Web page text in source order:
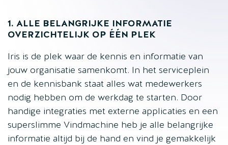
1. ALLE BELANGRIJKE INFORMATIE
OVERZICHTELIJK OP ÉÉN PLEK
Iris is de plek waar de kennis en informatie van
jouw organisatie samenkomt. In het serviceplein
en de kennisbank staat alles wat medewerkers
nodig hebben om de werkdag te starten. Door
handige integraties met externe applicaties en een
superslimme Vindmachine heb je alle belangrijke
informatie altijd bij de hand en vind je gemakkelijk